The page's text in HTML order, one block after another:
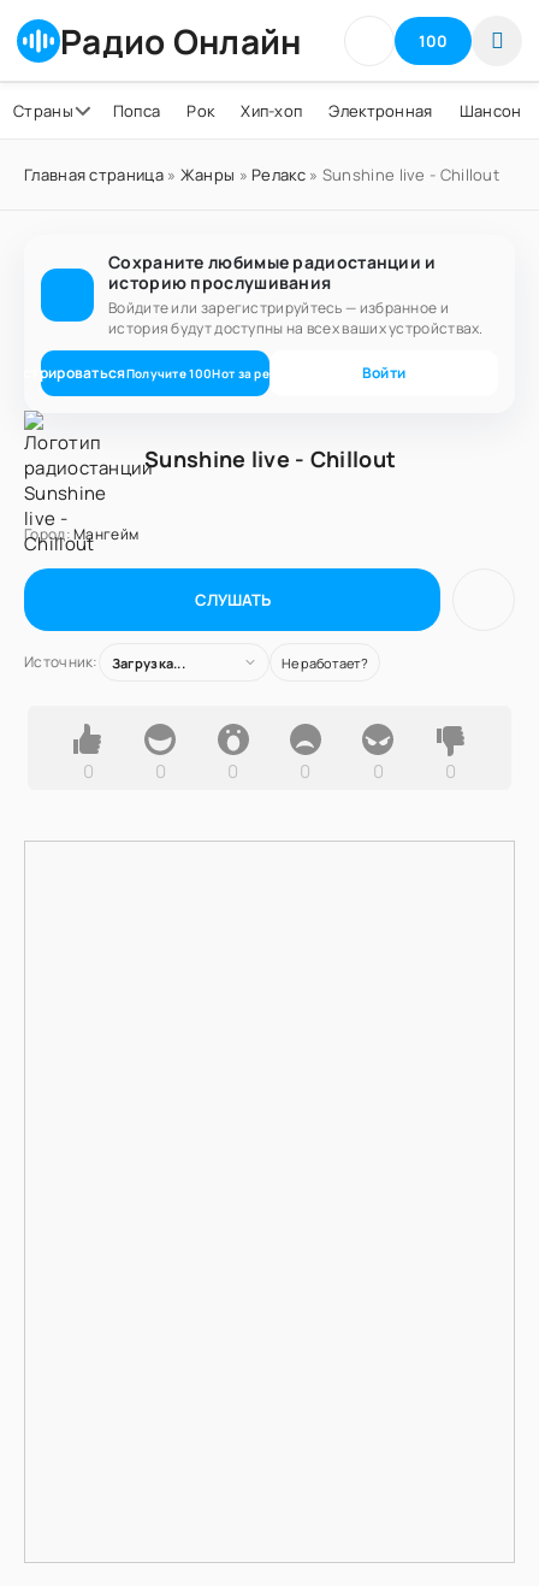
Радио Онлайн 100
Страны Попса Рок Хип-хоп Электронная Шансон
Главная страница» Жанры » Релакс» Sunshine live - Chillout
Сохраните любимые радиостанции и
историю прослушивания
Войдите или зарегистрируйтесь — избранное и
история будут доступны на всех ваших устройствах.
Получите100Нот за регистрацию Войти
Sunshine live - Chillout
Город:Мангейм
СЛУШАТЬ
Источник: Загрузка... Не работает?
0 0 0 0 0 0